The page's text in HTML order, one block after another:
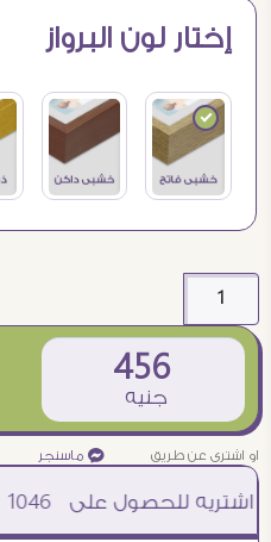
إختار لون البرواز
456
جنيه
او اشترى عن طريق ¥ ماسنجر
1046 نقطة